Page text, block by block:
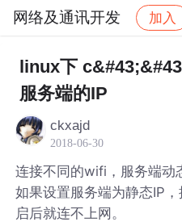
网络及通讯开发 加入
社区 网络及通讯开发
linux下
服务端的IP
ckxajd
2018-06-30
连接不同的wifi，服务端动
如果设置服务端为静态IP
启后就连不上网。